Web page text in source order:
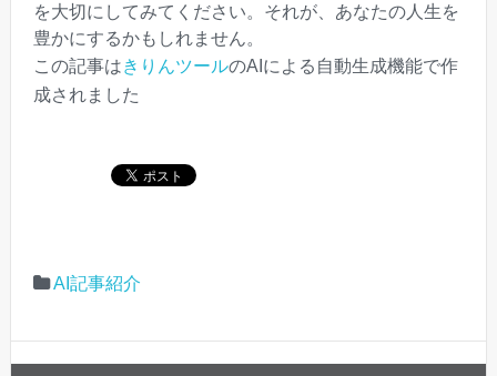
を大切にしてみてください。それが、あなたの人生を
豊かにするかもしれません。
この記事はきりんツールのAIによる自動生成機能で作
成されました
AI記事紹介